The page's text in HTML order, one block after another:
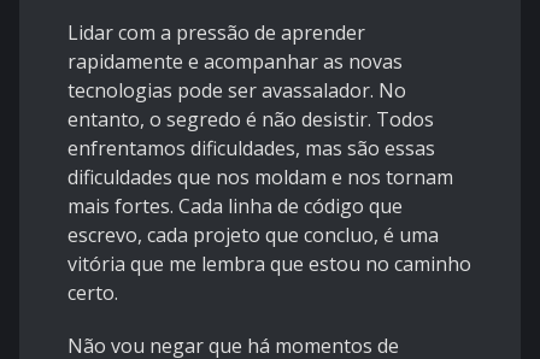
Lidar com a pressão de aprender
rapidamente e acompanhar as novas
tecnologias pode ser avassalador. No
entanto, o segredo é não desistir. Todos
enfrentamos dificuldades, mas são essas
dificuldades que nos moldam e nos tornam
mais fortes. Cada linha de código que
escrevo, cada projeto que concluo, é uma
vitória que me lembra que estou no caminho
certo.
Não vou negar que há momentos de